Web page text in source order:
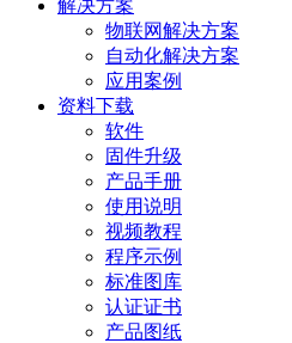
解决方案
物联网解决方案
自动化解决方案
应用案例
资料下载
软件
固件升级
产品手册
使用说明
视频教程
程序示例
标准图库
认证证书
产品图纸